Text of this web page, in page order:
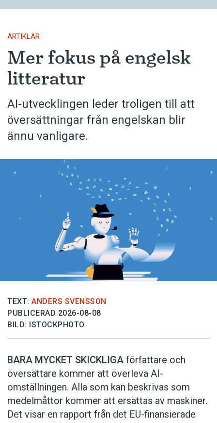
ARTIKLAR
Mer fokus på engelsk
litteratur
AI-utvecklingen leder troligen till att
översättningar från engelskan blir
ännu vanligare.
TEXT: ANDERS SVENSSON
PUBLICERAD 2026-08-08
BILD: ISTOCKPHOTO
BARA MYCKET SKICKLIGA författare och
översättare ­kommer att överleva AI-
omställningen. Alla som kan beskrivas som
medelmåttor kommer att ersättas av maskiner.
Det visar en rapport från det EU-finansierade